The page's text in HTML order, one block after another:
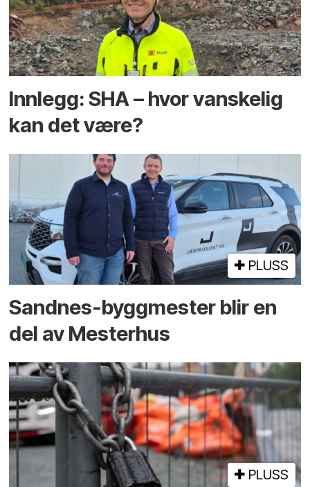
Innlegg: SHA – hvor vanskelig
kan det være?
PLUSS
Sandnes-byggmester blir en
del av Mesterhus
PLUSS